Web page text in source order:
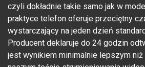
czyli dokładnie takie samo jak w
praktyce telefon oferuje przeciętny
wystarczający na jeden dzień
Producent deklaruje do 24 godzin
jest wynikiem minimalnie lepszym niż